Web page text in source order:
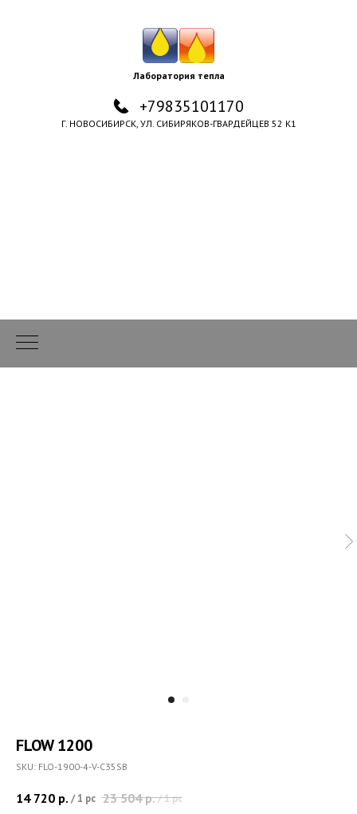
Лаборатория тепла
+79835101170
Г. НОВОСИБИРСК, УЛ. СИБИРЯКОВ-ГВАРДЕЙЦЕВ 52 К1
FLOW 1200
SKU: FLO-1900-4-V-C35SB
14 720 р. /1 pc 23 504 р./1 pc